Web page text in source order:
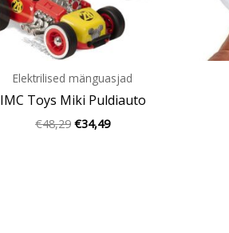
Elektrilised mänguasjad
IMC Toys Miki Puldiauto
€48,29 €34,49